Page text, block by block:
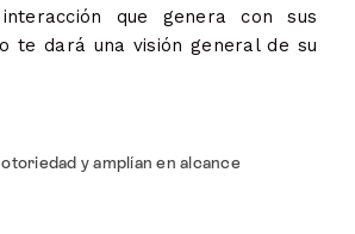
que genera con sus
te dará una visión general de su
y amplían en alcance